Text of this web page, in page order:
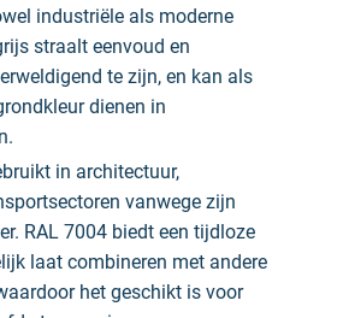
industriële als moderne
straalt eenvoud en
te zijn, en kan als
dienen in
in architectuur,
vanwege zijn
RAL 7004 biedt een tijdloze
laat combineren met andere
het geschikt is voor